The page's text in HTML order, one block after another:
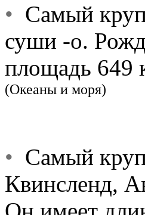
• Самый
суши -о.
площадь 649
(Океаны и моря)
• Самый
Квинсленд,